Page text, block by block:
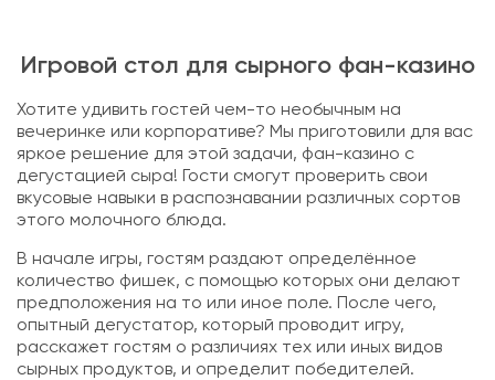
Игровой стол для сырного фан-казино
Хотите удивить гостей чем-то необычным на
вечеринке или корпоративе? Мы приготовили для вас
яркое решение для этой задачи, фан-казино с
дегустацией сыра! Гости смогут проверить свои
вкусовые навыки в распознавании различных сортов
этого молочного блюда.
В начале игры, гостям раздают определённое
количество фишек, с помощью которых они делают
предположения на то или иное поле. После чего,
опытный дегустатор, который проводит игру,
расскажет гостям о различиях тех или иных видов
сырных продуктов, и определит победителей.